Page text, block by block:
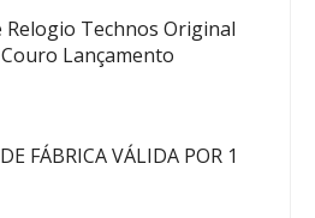
FÁBRICA VÁLIDA POR 1